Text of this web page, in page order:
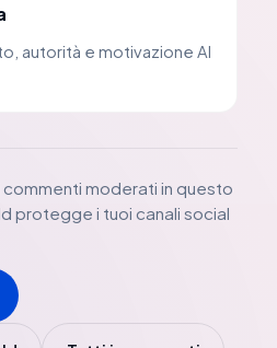
autorità e motivazione AI
moderati in questo
protegge i tuoi canali social